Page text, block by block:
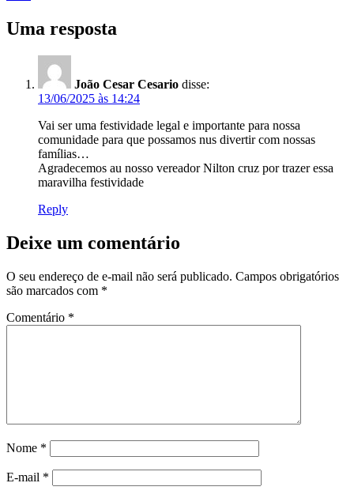
Uma resposta
João Cesar Cesario disse:
13/06/2025 às 14:24
Vai ser uma festividade legal e importante para nossa
comunidade para que possamos nus divertir com nossas
famílias…
Agradecemos au nosso vereador Nilton cruz por trazer essa
maravilha festividade
Reply
Deixe um comentário
O seu endereço de e-mail não será publicado. Campos obrigatórios
são marcados com *
Comentário *
Nome *
E-mail *